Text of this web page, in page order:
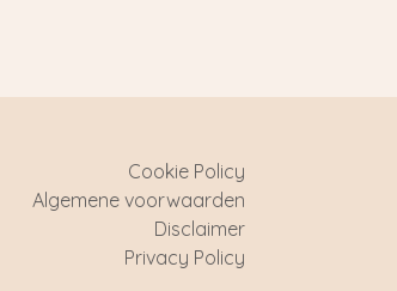
Cookie Policy
Algemene voorwaarden
Disclaimer
Privacy Policy